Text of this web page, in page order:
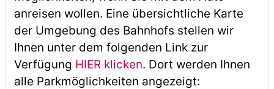
anreisen wollen. Eine übersichtliche Karte
der Umgebung des Bahnhofs stellen wir
Ihnen unter dem folgenden Link zur
Verfügung HIER klicken. Dort werden Ihnen
alle Parkmöglichkeiten angezeigt: